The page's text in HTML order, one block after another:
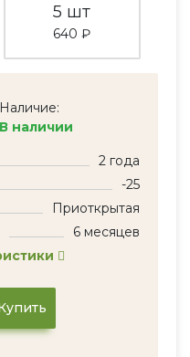
5 шт
640 ₽
Наличие:
В наличии
2 года
-25
Приоткрытая
6 месяцев